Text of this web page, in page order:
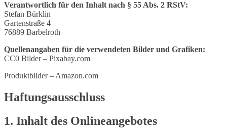
Verantwortlich für den Inhalt nach § 55 Abs. 2 RStV:
Stefan Bürklin
Gartenstraße 4
76889 Barbelroth
Quellenangaben für die verwendeten Bilder und Grafiken:
CC0 Bilder – Pixabay.com
Produktbilder – Amazon.com
Haftungsausschluss
1. Inhalt des Onlineangebotes